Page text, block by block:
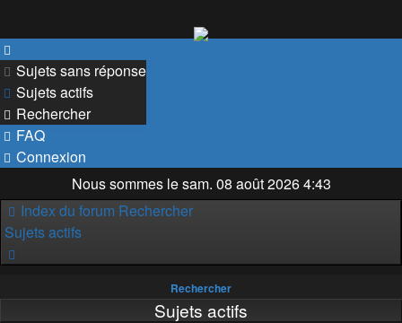
Sujets sans réponse
Sujets actifs
Rechercher
FAQ
Connexion
Nous sommes le sam. 08 août 2026 4:43
Index du forum Rechercher
Sujets actifs
Rechercher
Sujets actifs